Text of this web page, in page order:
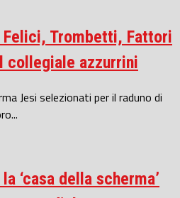
Trombetti, Fattori
collegiale azzurrini
Jesi selezionati per il raduno di
‘casa della scherma’